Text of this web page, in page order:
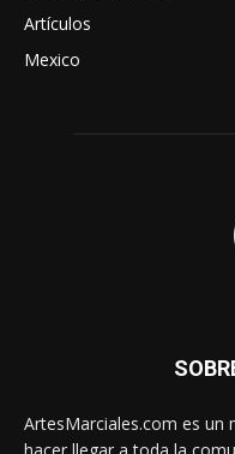
Artículos
Mexico
ArtesMarciales.com es un